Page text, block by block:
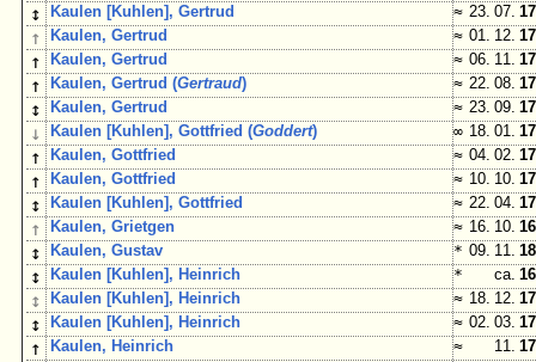
↕ Kaulen [Kuhlen], Gertrud ≈ 23. 07.
↑ Kaulen, Gertrud ≈ 01. 12.
↑ Kaulen, Gertrud ≈ 06. 11.
↑ Kaulen, Gertrud (Gertraud) ≈ 22. 08.
↕ Kaulen, Gertrud ≈ 23. 09.
↓ Kaulen [Kuhlen], Gottfried (Goddert) ∞ 18. 01.
↑ Kaulen, Gottfried ≈ 04. 02.
↑ Kaulen, Gottfried ≈ 10. 10.
↕ Kaulen [Kuhlen], Gottfried ≈ 22. 04.
↑ Kaulen, Grietgen ≈ 16. 10.
↕ Kaulen, Gustav * 09. 11.
↕ Kaulen [Kuhlen], Heinrich * ca.
↕ Kaulen [Kuhlen], Heinrich ≈ 18. 12.
↕ Kaulen [Kuhlen], Heinrich ≈ 02. 03.
↑ Kaulen, Heinrich ≈ 11.